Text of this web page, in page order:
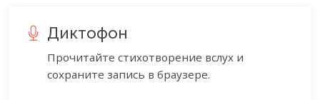
Диктофон
Прочитайте стихотворение вслух и
сохраните запись в браузере.